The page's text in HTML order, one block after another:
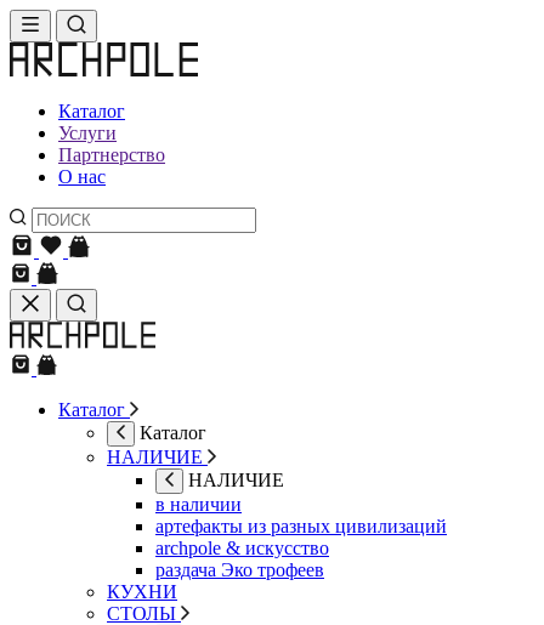
Каталог
Услуги
Партнерство
О нас
Каталог
Каталог
НАЛИЧИЕ
НАЛИЧИЕ
в наличии
артефакты из разных цивилизаций
archpole & искусство
раздача Эко трофеев
КУХНИ
СТОЛЫ